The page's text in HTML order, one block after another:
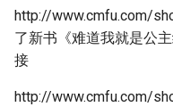
http://www.cmfu.com/
了新书《难道我就是公
接
http://www.cmfu.com/